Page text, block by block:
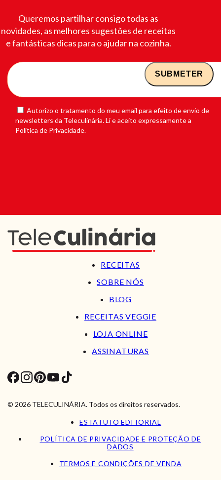
Queremos partilhar consigo todas as
novidades, as melhores sugestões de receitas
e fantásticas dicas para o ajudar na cozinha.
Autorizo o tratamento do meu email para efeito de envio de
newsletters da Teleculinária. Li e aceito expressamente a
Política de Privacidade.
RECEITAS
SOBRE NÓS
BLOG
RECEITAS VEGGIE
LOJA ONLINE
ASSINATURAS
© 2026 TELECULINÁRIA. Todos os direitos reservados.
ESTATUTO EDITORIAL
POLÍTICA DE PRIVACIDADE E PROTEÇÃO DE
DADOS
TERMOS E CONDIÇÕES DE VENDA